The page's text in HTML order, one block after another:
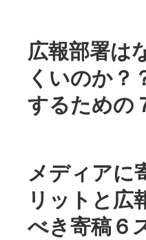
広報部署は
くいのか？
するための
メディアに
リットと広
べき寄稿６